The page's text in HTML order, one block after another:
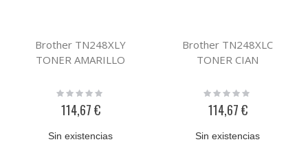
Brother TN248XLY
TONER AMARILLO
Rating:
114,67 €
Sin existencias
Brother TN248XLC
TONER CIAN
Rating:
114,67 €
Sin existencias